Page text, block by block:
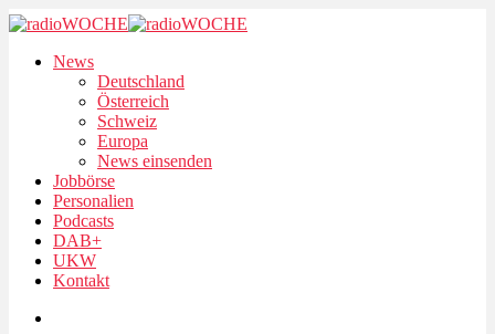
News
Deutschland
Österreich
Schweiz
Europa
News einsenden
Jobbörse
Personalien
Podcasts
DAB+
UKW
Kontakt